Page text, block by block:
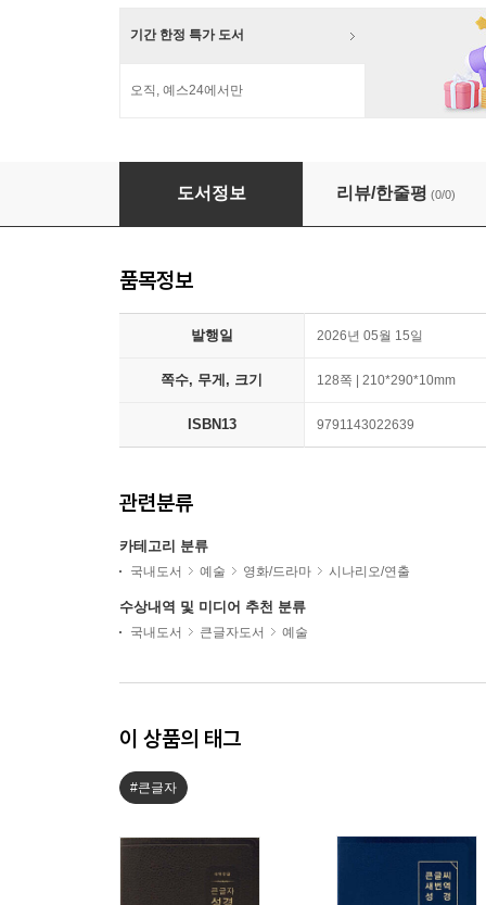
기간 한정 특가 도서
오직, 예스24에서만
죽이는 이야기 (큰글자책)
도서정보 리뷰/한줄평 (0/0)
품목정보
발행일 2026년 05월 15일
쪽수, 무게, 크기 128쪽 | 210*290*10mm
ISBN13 9791143022639
관련분류
카테고리 분류
국내도서 예술 영화/드라마 시나리오/연출
수상내역 및 미디어 추천 분류
국내도서 큰글자도서 예술
이 상품의 태그
#큰글자